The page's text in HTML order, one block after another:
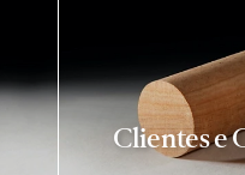
Clientes e